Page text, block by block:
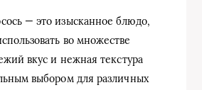
— это изысканное блюдо,
во множестве
вкус и нежная текстура
выбором для различных